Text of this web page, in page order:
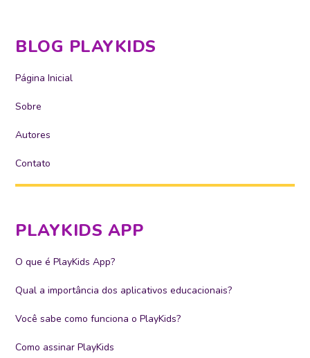
BLOG PLAYKIDS
Página Inicial
Sobre
Autores
Contato
PLAYKIDS APP
O que é PlayKids App?
Qual a importância dos aplicativos educacionais?
Você sabe como funciona o PlayKids?
Como assinar PlayKids